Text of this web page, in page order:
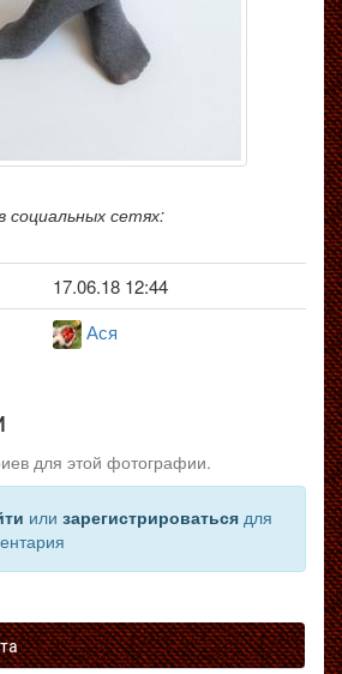
сетях:
17.06.18 12:44
Ася
для этой фотографии.
или зарегистрироваться для